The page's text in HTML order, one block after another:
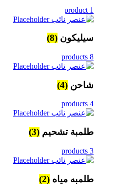
1 product
سيليكون (8)
8 products
شاحن (4)
4 products
طلمبة تشحيم (3)
3 products
طلمبه مياه (2)